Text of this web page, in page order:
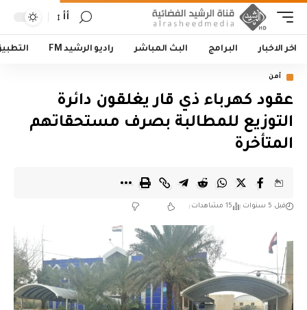
أأ
اخر الاخبار البرامج البث المباشر راديو الرشيد FM
أمن
عقود كهرباء ذي قار يغلقون دائرة
التوزيع للمطالبة بصرف مستحقاتهم
المتأخرة
قبل 5 سنوات 15 مشاهدات